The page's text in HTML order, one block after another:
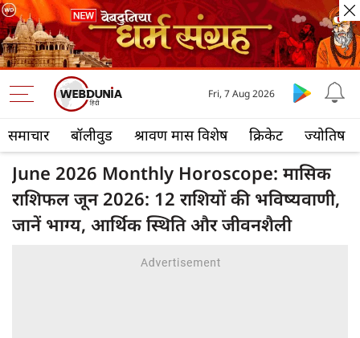
समाचार बॉलीवुड श्रावण मास विशेष क्रिकेट ज्योतिष
Fri, 7 Aug 2026
June 2026 Monthly Horoscope: मासिक
राशिफल जून 2026: 12 राशियों की भविष्यवाणी,
जानें भाग्य, आर्थिक स्थिति और जीवनशैली